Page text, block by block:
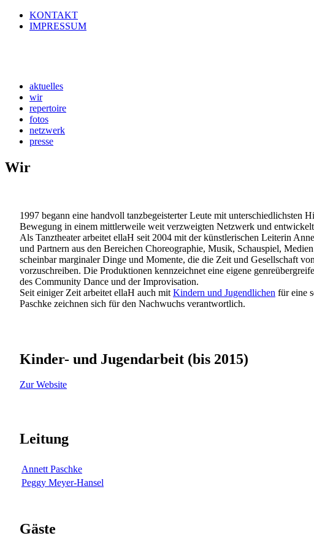
KONTAKT
IMPRESSUM
aktuelles
wir
repertoire
fotos
netzwerk
presse
Wir
1997 begann eine handvoll tanzbegeisterter Leute mit unterschiedlichsten
Bewegung in einem mittlerweile weit verzweigten Netzwerk und
Als Tanztheater arbeitet ellaH seit 2004 mit der künstlerischen Leiterin
und Partnern aus den Bereichen Choreographie, Musik, Schauspiel,
scheinbar marginaler Dinge und Momente, die die Zeit und Gesellschaft
vorzuschreiben. Die Produktionen kennzeichnet eine eigene
des Community Dance und der Improvisation.
Seit einiger Zeit arbeitet ellaH auch mit Kindern und Jugendlichen für eine
Paschke zeichnen sich für den Nachwuchs verantwortlich.
Kinder- und Jugendarbeit (bis 2015)
Zur Website
Leitung
Annett Paschke
Peggy Meyer-Hansel
Gäste